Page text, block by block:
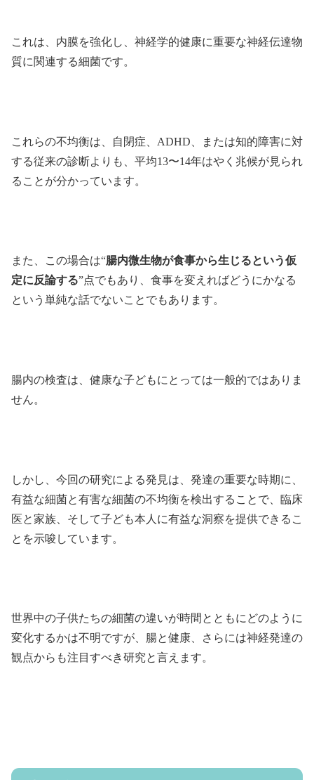
これは、内膜を強化し、神経学的健康に重要な神経伝達物
質に関連する細菌です。
これらの不均衡は、自閉症、ADHD、または知的障害に対
する従来の診断よりも、平均13〜14年はやく兆候が見られ
ることが分かっています。
また、この場合は“腸内微生物が食事から生じるという仮
定に反論する”点でもあり、食事を変えればどうにかなる
という単純な話でないことでもあります。
腸内の検査は、健康な子どもにとっては一般的ではありま
せん。
しかし、今回の研究による発見は、発達の重要な時期に、
有益な細菌と有害な細菌の不均衡を検出することで、臨床
医と家族、そして子ども本人に有益な洞察を提供できるこ
とを示唆しています。
世界中の子供たちの細菌の違いが時間とともにどのように
変化するかは不明ですが、腸と健康、さらには神経発達の
観点からも注目すべき研究と言えます。